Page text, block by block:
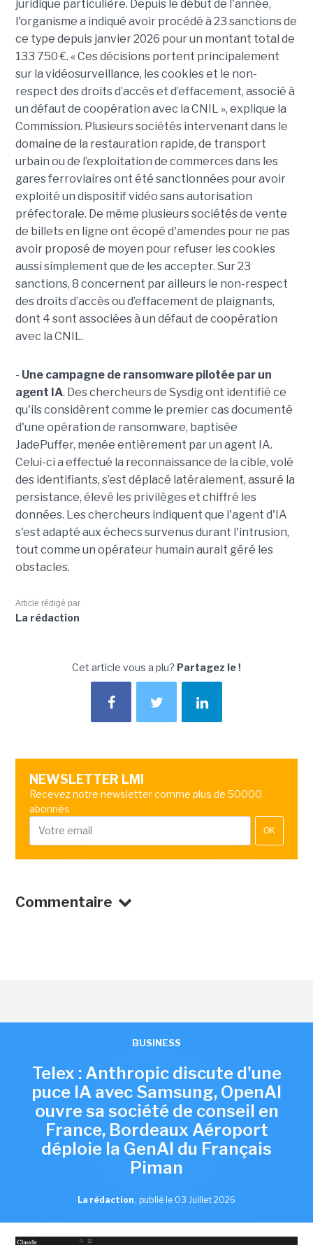
juridique particulière. Depuis le début de l'année,
l'organisme a indiqué avoir procédé à 23 sanctions de
ce type depuis janvier 2026 pour un montant total de
133 750 €. « Ces décisions portent principalement
sur la vidéosurveillance, les cookies et le non-
respect des droits d’accès et d’effacement, associé à
un défaut de coopération avec la CNIL », explique la
Commission. Plusieurs sociétés intervenant dans le
domaine de la restauration rapide, de transport
urbain ou de l’exploitation de commerces dans les
gares ferroviaires ont été sanctionnées pour avoir
exploité un dispositif vidéo sans autorisation
préfectorale. De même plusieurs sociétés de vente
de billets en ligne ont écopé d'amendes pour ne pas
avoir proposé de moyen pour refuser les cookies
aussi simplement que de les accepter. Sur 23
sanctions, 8 concernent par ailleurs le non-respect
des droits d’accès ou d’effacement de plaignants,
dont 4 sont associées à un défaut de coopération
avec la CNIL.
- Une campagne de ransomware pilotée par un
agent IA. Des chercheurs de Sysdig ont identifié ce
qu'ils considèrent comme le premier cas documenté
d'une opération de ransomware, baptisée
JadePuffer, menée entièrement par un agent IA.
Celui-ci a effectué la reconnaissance de la cible, volé
des identifiants, s’est déplacé latéralement, assuré la
persistance, élevé les privilèges et chiffré les
données. Les chercheurs indiquent que l'agent d'IA
s'est adapté aux échecs survenus durant l'intrusion,
tout comme un opérateur humain aurait géré les
obstacles.
Article rédigé par
La rédaction
Cet article vous a plu? Partagez le !
NEWSLETTER LMI
Recevez notre newsletter comme plus de 50000
abonnés
OK
Commentaire
BUSINESS
Telex : Anthropic discute d'une
puce IA avec Samsung, OpenAI
ouvre sa société de conseil en
France, Bordeaux Aéroport
déploie la GenAI du Français
Piman
La rédaction , publié le 03 Juillet 2026